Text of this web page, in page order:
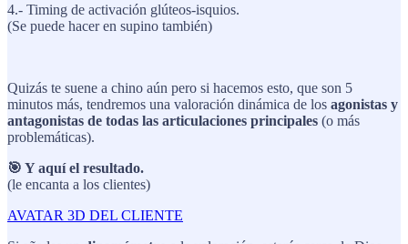
4.- Timing de activación glúteos-isquios.
(Se puede hacer en supino también)
Quizás te suene a chino aún pero si hacemos esto, que son 5
minutos más, tendremos una valoración dinámica de los agonistas y
antagonistas de todas las articulaciones principales (o más
problemáticas).
🎯 Y aquí el resultado.
(le encanta a los clientes)
AVATAR 3D DEL CLIENTE